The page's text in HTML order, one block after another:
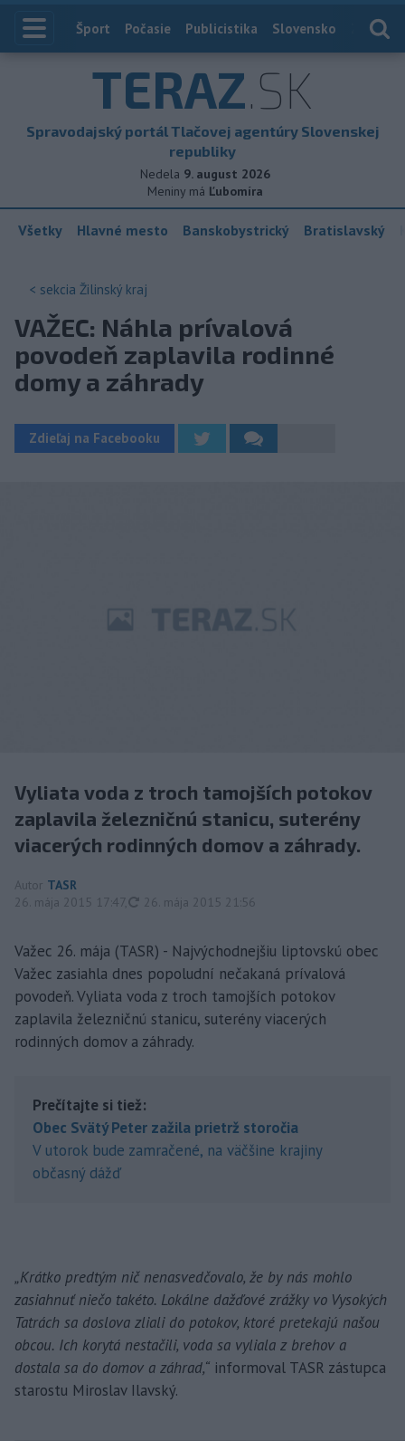
Index
Šport Počasie Publicistika Slovensko
TERAZ.SK
Spravodajský portál Tlačovej agentúry Slovenskej
republiky
Nedela 9. august 2026
Meniny má Ľubomíra
Všetky Hlavné mesto Banskobystrický Bratislavský
< sekcia Žilinský kraj
VAŽEC: Náhla prívalová
povodeň zaplavila rodinné
domy a záhrady
Zdieľaj na Facebooku
Vyliata voda z troch tamojších potokov
zaplavila železničnú stanicu, suterény
viacerých rodinných domov a záhrady.
Autor TASR
26. mája 2015 17:47
aktualizované
26. mája 2015 21:56
Važec 26. mája (TASR) - Najvýchodnejšiu liptovskú obec
Važec zasiahla dnes popoludní nečakaná prívalová
povodeň. Vyliata voda z troch tamojších potokov
zaplavila železničnú stanicu, suterény viacerých
rodinných domov a záhrady.
Prečítajte si tiež:
Obec Svätý Peter zažila prietrž storočia
V utorok bude zamračené, na väčšine krajiny
občasný dážď
„Krátko predtým nič nenasvedčovalo, že by nás mohlo
zasiahnuť niečo takéto. Lokálne dažďové zrážky vo Vysokých
Tatrách sa doslova zliali do potokov, ktoré pretekajú našou
obcou. Ich korytá nestačili, voda sa vyliala z brehov a
dostala sa do domov a záhrad,“ informoval TASR zástupca
starostu Miroslav Ilavský.